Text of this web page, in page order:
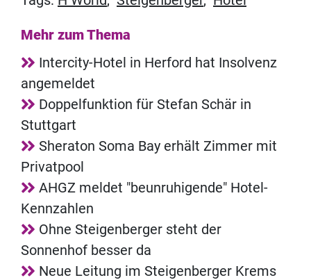
Mehr zum Thema
Intercity-Hotel in Herford hat Insolvenz
angemeldet
Doppelfunktion für Stefan Schär in
Stuttgart
Sheraton Soma Bay erhält Zimmer mit
Privatpool
AHGZ meldet "beunruhigende" Hotel-
Kennzahlen
Ohne Steigenberger steht der
Sonnenhof besser da
Neue Leitung im Steigenberger Krems